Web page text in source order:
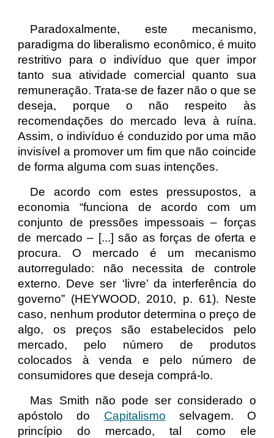
Paradoxalmente, este mecanismo,
paradigma do liberalismo econômico, é muito
restritivo para o indivíduo que quer impor
tanto sua atividade comercial quanto sua
remuneração. Trata-se de fazer não o que se
deseja, porque o não respeito às
recomendações do mercado leva à ruína.
Assim, o indivíduo é conduzido por uma mão
invisível a promover um fim que não coincide
de forma alguma com suas intenções.
De acordo com estes pressupostos, a
economia “funciona de acordo com um
conjunto de pressões impessoais – forças
de mercado – [...] são as forças de oferta e
procura. O mercado é um mecanismo
autorregulado: não necessita de controle
externo. Deve ser ‘livre’ da interferência do
governo” (HEYWOOD, 2010, p. 61). Neste
caso, nenhum produtor determina o preço de
algo, os preços são estabelecidos pelo
mercado, pelo número de produtos
colocados à venda e pelo número de
consumidores que deseja comprá-lo.
Mas Smith não pode ser considerado o
apóstolo do Capitalismo selvagem. O
princípio do mercado, tal como ele